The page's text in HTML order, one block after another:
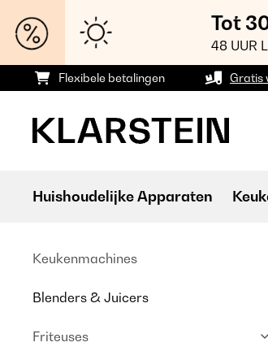
Tot
48 UUR
Flexibele betalingen Gratis
Huishoudelijke Apparaten
Keukenmachines
Blenders & Juicers
Friteuses